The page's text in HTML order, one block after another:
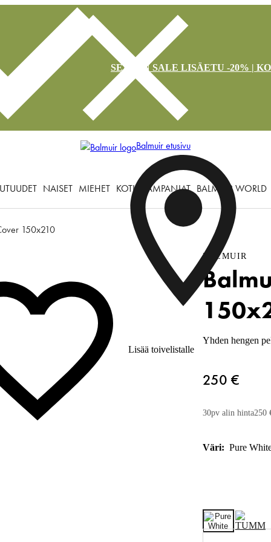
SEASON SALE LISÄETU -20% |
Balmuir etusivu
NAISET MIEHET KOTI KAMPANJAT BALMUIR WORLD
150x210
Lisää toivelistalle
BALMUIR
Yhden hengen
250 €
30pv alin hinta250
Väri: Pure